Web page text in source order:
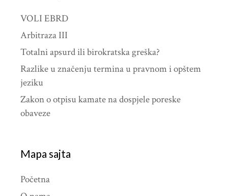
VOLI EBRD
Arbitraza III
Totalni apsurd ili birokratska greška?
Razlike u značenju termina u pravnom i opštem
jeziku
Zakon o otpisu kamate na dospjele poreske
obaveze
Mapa sajta
Početna